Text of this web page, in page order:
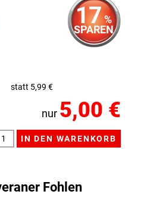
17 %
SPAREN
statt 5,99 €
nur 5,00 €
Fohlen